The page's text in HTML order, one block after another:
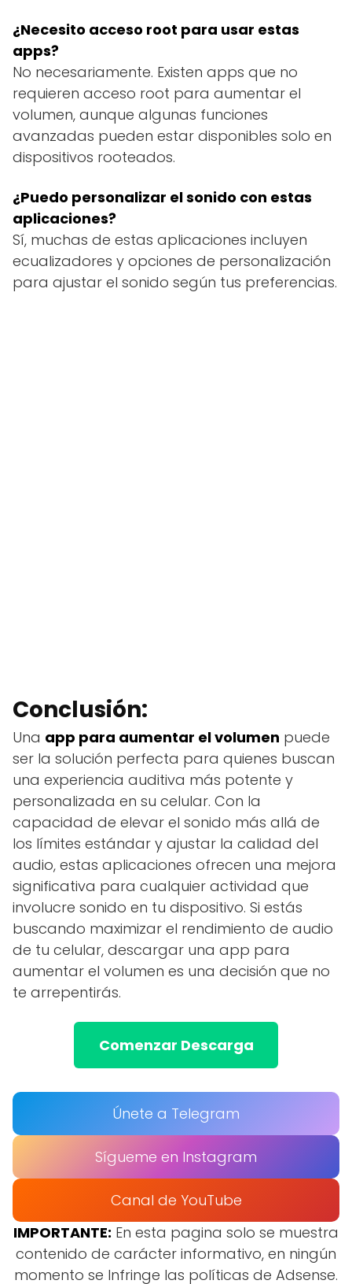
¿Necesito acceso root para usar estas
apps?
No necesariamente. Existen apps que no
requieren acceso root para aumentar el
volumen, aunque algunas funciones
avanzadas pueden estar disponibles solo en
dispositivos rooteados.
¿Puedo personalizar el sonido con estas
aplicaciones?
Sí, muchas de estas aplicaciones incluyen
ecualizadores y opciones de personalización
para ajustar el sonido según tus preferencias.
Conclusión:
Una app para aumentar el volumen puede
ser la solución perfecta para quienes buscan
una experiencia auditiva más potente y
personalizada en su celular. Con la
capacidad de elevar el sonido más allá de
los límites estándar y ajustar la calidad del
audio, estas aplicaciones ofrecen una mejora
significativa para cualquier actividad que
involucre sonido en tu dispositivo. Si estás
buscando maximizar el rendimiento de audio
de tu celular, descargar una app para
aumentar el volumen es una decisión que no
te arrepentirás.
Comenzar Descarga
Únete a Telegram
Sígueme en Instagram
Canal de YouTube
IMPORTANTE: En esta pagina solo se muestra
contenido de carácter informativo, en ningún
momento se Infringe las políticas de Adsense.